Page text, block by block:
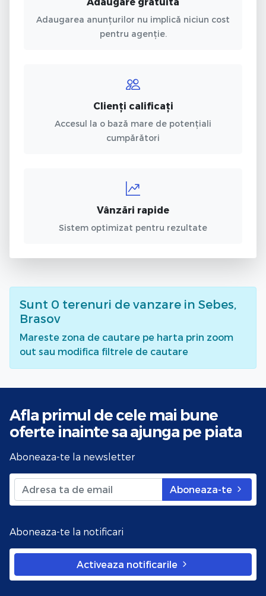
Adaugarea anunțurilor nu implică niciun cost
pentru agenție.
Clienți calificați
Accesul la o bază mare de potențiali
cumpărători
Vânzări rapide
Sistem optimizat pentru rezultate
Sunt 0 terenuri de vanzare in Sebes,
Brasov
Mareste zona de cautare pe harta prin zoom
out sau modifica filtrele de cautare
Afla primul de cele mai bune
oferte inainte sa ajunga pe piata
Aboneaza-te la newsletter
Aboneaza-te
Aboneaza-te la notificari
Activeaza notificarile